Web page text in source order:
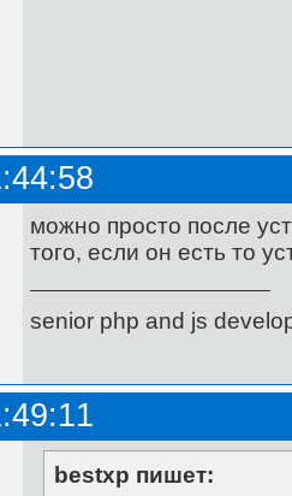
можно просто после
того, если он есть то
senior php and js
bestxp пишет: